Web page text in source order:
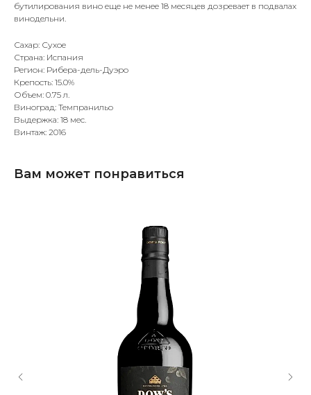
бутилирования вино еще не менее 18 месяцев дозревает в подвалах
винодельни.
Сахар: Сухое
Страна: Испания
Регион: Рибера-дель-Дуэро
Крепость: 15.0%
Объем: 0.75 л.
Виноград: Темпранильо
Выдержка: 18 мес.
Винтаж: 2016
Вам может понравиться